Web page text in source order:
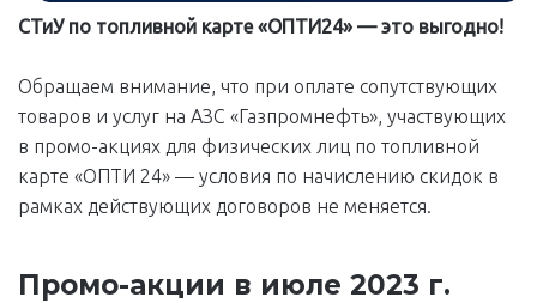
СТиУ по топливной карте «ОПТИ24» — это выгодно!
Обращаем внимание, что при оплате сопутствующих
товаров и услуг на АЗС «Газпромнефть», участвующих
в промо-акциях для физических лиц по топливной
карте «ОПТИ 24» — условия по начислению скидок в
рамках действующих договоров не меняется.
Промо-акции в июле 2023 г.